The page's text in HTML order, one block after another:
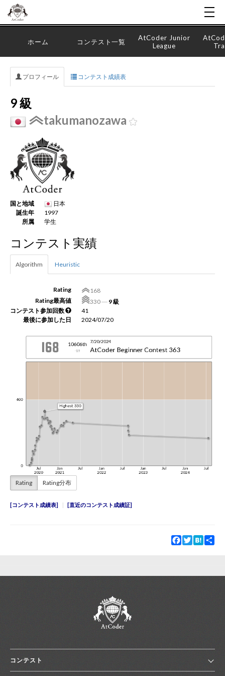
新規登録
ホーム コンテスト一覧
AtCoder Junior
League
プロフィール コンテスト成績表
9 級
takumanozawa
国と地域
日本
誕生年
1997
所属
学生
コンテスト実績
Algorithm Heuristic
Rating
168
Rating最高値
330― 9 級
コンテスト参加回数
41
最後に参加した日
2024/07/20
Rating Rating分布
コンテスト成績表 直近のコンテスト成績証
Facebook
TwitterHatena
コンテスト